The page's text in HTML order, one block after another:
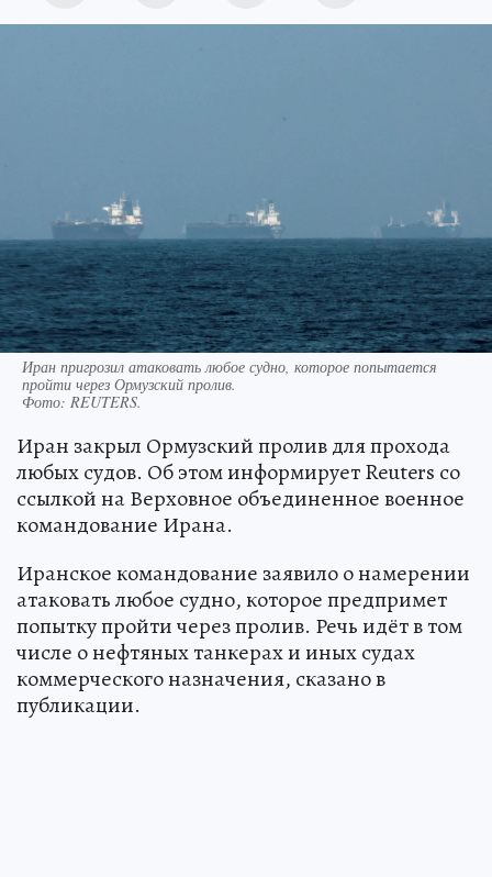
Иран пригрозил атаковать любое судно, которое попытается
пройти через Ормузский пролив.
Фото: REUTERS.
Иран закрыл Ормузский пролив для прохода
любых судов. Об этом информирует Reuters со
ссылкой на Верховное объединенное военное
командование Ирана.
Иранское командование заявило о намерении
атаковать любое судно, которое предпримет
попытку пройти через пролив. Речь идёт в том
числе о нефтяных танкерах и иных судах
коммерческого назначения, сказано в
публикации.